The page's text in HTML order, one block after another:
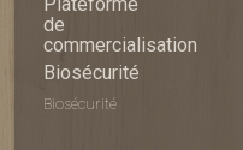
Plateforme
de
commercialisation
Biosécurité
Biosécurité